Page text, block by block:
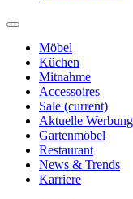
Möbel
Küchen
Mitnahme
Accessoires
Sale (current)
Aktuelle Werbung
Gartenmöbel
Restaurant
News & Trends
Karriere